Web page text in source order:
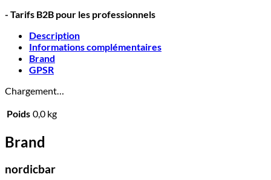
- Tarifs B2B pour les professionnels
Description
Informations complémentaires
Brand
GPSR
Chargement…
Poids 0,0 kg
Brand
nordicbar